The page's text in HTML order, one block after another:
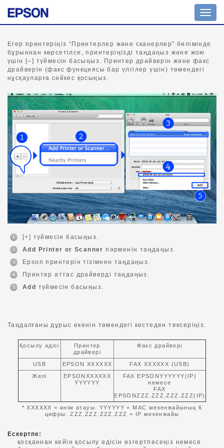
Егер принтеріңіз “Принтерлер және сканерлер” бөлімінде
бұрыннан көрсетілсе, принтеріңізді таңдаңыз және жою
үшін [–] түймесін басыңыз. Принтер драйверін және факс
драйверін (факс функциясы бар үлгілер үшін) төмендегі
нұсқауларға сәйкес қосыңыз.
[+] түймесін басыңыз.
Add Printer or Scanner пәрменін таңдаңыз.
Epson принтерін тізімнен таңдаңыз.
Принтер аттас драйверді таңдаңыз.
Add түймесін басыңыз.
Таңдалғаны дұрыс екенін төмендегі кестеден тексеріңіз.
Қосылу әдісі
Принтер
драйвері
Факс драйвері
USB EPSON XXXXXX
FAX XXXXXX (USB)
Желі
EPSONXXXXXX
YYYYYY
FAX EPSONYYYYYY(IP)
немесе
FAX
EPSONZZZ.ZZZ.ZZZ.ZZZ(IP)
* XXXXXX = өнім атауы. YYYYYY = MAC мекенжайының 6
цифры. ZZZ.ZZZ.ZZZ.ZZZ = IP мекенжайы
Ескертпе:
қосқаннан кейін қосылу әдісін өзгертпесеңіз немесе